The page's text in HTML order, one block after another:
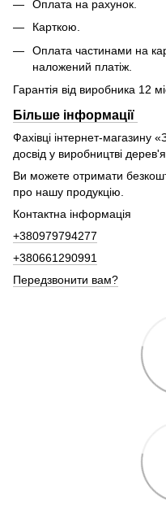
Оплата на рахунок.
Карткою.
Оплата частинами на
наложений платіж.
Гарантія від виробника 12
Більше інформації
Фахівці інтернет-магазину
досвід у виробництві
Ви можете отримати
про нашу продукцію.
Контактна інформація
+380979794277
+380661290991
Передзвонити вам?